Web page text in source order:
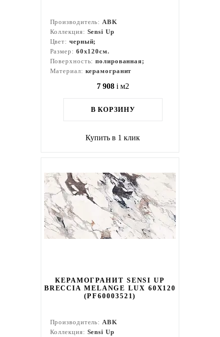
Производитель:ABK
Коллекция: Sensi Up
Цвет: черный;
Размер: 60x120см.
Поверхность:полированная;
Материал: керамогранит
7 908 i м2
В КОРЗИНУ
Купить в 1 клик
КЕРАМОГРАНИТ SENSI UP
BRECCIA MELANGE LUX 60X120
(PF60003521)
Производитель:ABK
Коллекция: Sensi Up